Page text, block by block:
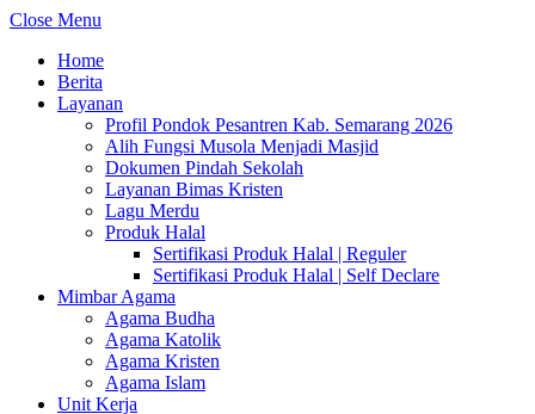
Close Menu
Home
Berita
Layanan
Profil Pondok Pesantren Kab. Semarang 2026
Alih Fungsi Musola Menjadi Masjid
Dokumen Pindah Sekolah
Layanan Bimas Kristen
Lagu Merdu
Produk Halal
Sertifikasi Produk Halal | Reguler
Sertifikasi Produk Halal | Self Declare
Mimbar Agama
Agama Budha
Agama Katolik
Agama Kristen
Agama Islam
Unit Kerja